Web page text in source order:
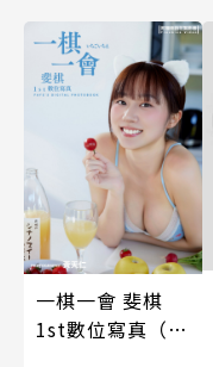
一棋一會 斐棋
1st數位寫真（含